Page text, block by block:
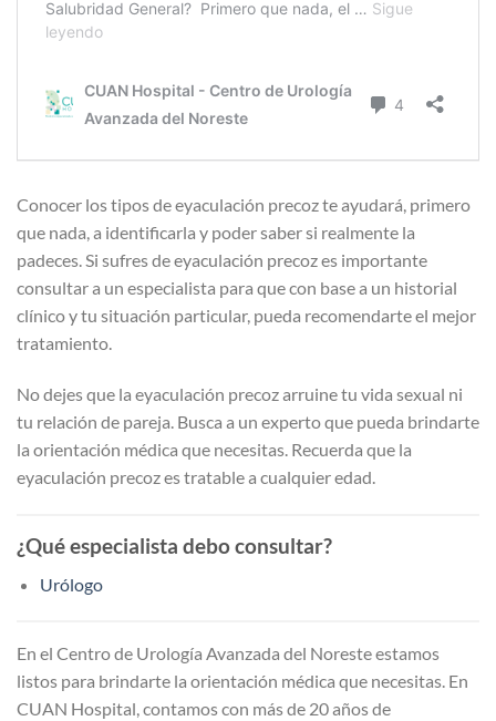
Conocer los tipos de eyaculación precoz te ayudará, primero
que nada, a identificarla y poder saber si realmente la
padeces. Si sufres de eyaculación precoz es importante
consultar a un especialista para que con base a un historial
clínico y tu situación particular, pueda recomendarte el mejor
tratamiento.
No dejes que la eyaculación precoz arruine tu vida sexual ni
tu relación de pareja. Busca a un experto que pueda brindarte
la orientación médica que necesitas. Recuerda que la
eyaculación precoz es tratable a cualquier edad.
¿Qué especialista debo consultar?
Urólogo
En el Centro de Urología Avanzada del Noreste estamos
listos para brindarte la orientación médica que necesitas. En
CUAN Hospital, contamos con más de 20 años de